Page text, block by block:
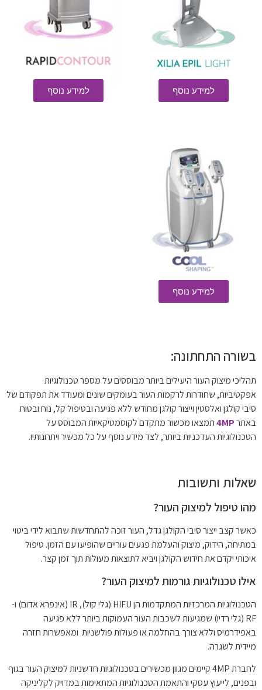
למידע נוסף למידע נוסף
למידע נוסף
בשורה התחתונה:
תהליכי מיצוק העור היעילים ביותר מבוססים על מספר טכנולוגיות
אפקטיביות, שחודרות לרקמות העור בעומקים שונים ומעודד את תפקודם של
סיבי קולגן ואלסטין וייצור קולגן מחודש ללא פגיעה ובטיפול קל, נוח ובטוח.
באתר4MPתמצאו מכשור מתקדם לקוסמטיקאיות המבוסס על
הטכנולוגיות העדכניות ביותר, לצד מידע נוסף על כל מכשיר ויתרונותיו.
שאלות ותשובות
מהו טיפול למיצוק העור?
כאשר קצב ייצור סיבי הקולגן גדל, העור זוכה להתחדשות שתבוא לידי ביטוי
במתיחה, הידוק, מיצוק והעלמת פגעים עוריים שהופיעו עם הזמן. טיפול
איכותי יקדם את חידוש הקולגן ויביא לתוצאות מעולות תוך זמן קצר.
אילו טכנולוגיות גורמות למיצוק העור?
הטכנולוגיות המרכזיות המתקדמות הן HIFU (גלי קול), IR (אינפרא אדום) ו-
RF (גלי רדיו) שמגיעות לשכבות העור העמוקות ביותר ללא פגיעה
באפידרמיס וללא צורך בהחלמה או פעולות פולשניות ומאפשרות חזרה
מיידית לשגרה.
לחברת 4MP קיימים מגוון מכשירים בטכנולוגיות חדשניות למיצוק העור בגוף
ובפנים, לייעוץ עסקי והתאמת הטכנולוגיות המתאימות במדויק לקליניקה